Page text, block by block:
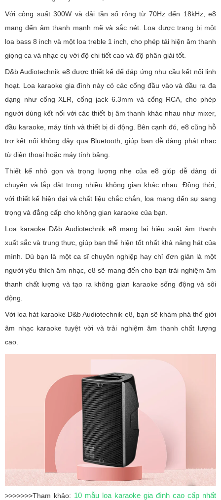
Với công suất 300W và dải tần số rộng từ 70Hz đến 18kHz, e8
mang đến âm thanh mạnh mẽ và sắc nét. Loa được trang bị một
loa bass 8 inch và một loa treble 1 inch, cho phép tái hiện âm thanh
giọng ca và nhạc cụ với độ chi tiết cao và độ phân giải tốt.
D&b Audiotechnik e8 được thiết kế để đáp ứng nhu cầu kết nối linh
hoạt. Loa karaoke gia đình này có các cổng đầu vào và đầu ra đa
dạng như cổng XLR, cổng jack 6.3mm và cổng RCA, cho phép
người dùng kết nối với các thiết bị âm thanh khác nhau như mixer,
đầu karaoke, máy tính và thiết bị di động. Bên cạnh đó, e8 cũng hỗ
trợ kết nối không dây qua Bluetooth, giúp bạn dễ dàng phát nhạc
từ điện thoại hoặc máy tính bảng.
Thiết kế nhỏ gọn và trọng lượng nhẹ của e8 giúp dễ dàng di
chuyển và lắp đặt trong nhiều không gian khác nhau. Đồng thời,
với thiết kế hiện đại và chất liệu chắc chắn, loa mang đến sự sang
trọng và đẳng cấp cho không gian karaoke của bạn.
Loa karaoke D&b Audiotechnik e8 mang lại hiệu suất âm thanh
xuất sắc và trung thực, giúp bạn thể hiện tốt nhất khả năng hát của
mình. Dù bạn là một ca sĩ chuyên nghiệp hay chỉ đơn giản là một
người yêu thích âm nhạc, e8 sẽ mang đến cho bạn trải nghiệm âm
thanh chất lượng và tạo ra không gian karaoke sống động và sôi
động.
Với loa hát karaoke D&b Audiotechnik e8, bạn sẽ khám phá thế giới
âm nhạc karaoke tuyệt vời và trải nghiệm âm thanh chất lượng
cao.
>>>>>>>Tham khảo: 10 mẫu loa karaoke gia đình cao cấp nhất